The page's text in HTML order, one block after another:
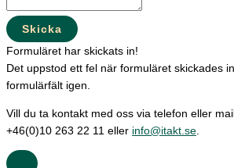
Skicka
Formuläret har skickats in!
Det uppstod ett fel när formuläret skickades
formulärfält igen.
Vill du ta kontakt med oss via telefon eller
+46(0)10 263 22 11 eller info@itakt.se